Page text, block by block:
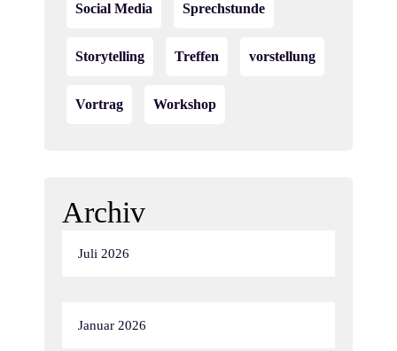
Social Media Sprechstunde
Storytelling Treffen vorstellung
Vortrag Workshop
Archiv
Juli 2026
Januar 2026